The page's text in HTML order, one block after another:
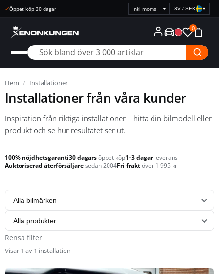
Snabb leverans
Välj
prisvisning
SV / SEK ▾
0
Hem / Installationer
Installationer från våra kunder
Inspiration från riktiga installationer – hitta din bilmodell eller
produkt och se hur resultatet ser ut.
100% nöjdhetsgaranti30 dagarsöppet köp1–3 dagar leverans
Auktoriserad återförsäljaresedan 2004Fri fraktöver 1 995 kr
Rensa filter
Visar 1 av 1 installation